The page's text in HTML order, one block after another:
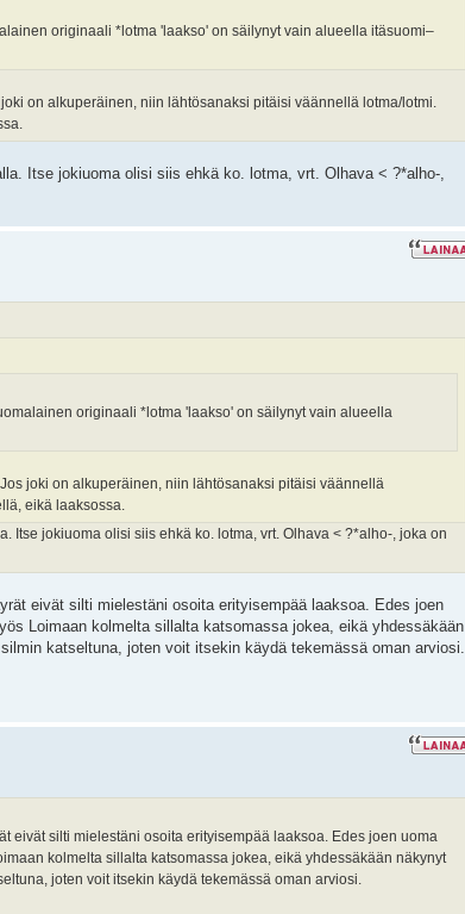
originaali *lotma 'laakso' on säilynyt vain alueella itäsuomi–
on alkuperäinen, niin lähtösanaksi pitäisi väännellä lotma/lotmi.
Itse jokiuoma olisi siis ehkä ko. lotma, vrt. Olhava < ?*alho-,
originaali *lotma 'laakso' on säilynyt vain alueella
joki on alkuperäinen, niin lähtösanaksi pitäisi väännellä
eikä laaksossa.
Itse jokiuoma olisi siis ehkä ko. lotma, vrt. Olhava < ?*alho-, joka on
eivät silti mielestäni osoita erityisempää laaksoa. Edes joen
Loimaan kolmelta sillalta katsomassa jokea, eikä yhdessäkään
katseltuna, joten voit itsekin käydä tekemässä oman arviosi.
eivät silti mielestäni osoita erityisempää laaksoa. Edes joen uoma
kolmelta sillalta katsomassa jokea, eikä yhdessäkään näkynyt
joten voit itsekin käydä tekemässä oman arviosi.